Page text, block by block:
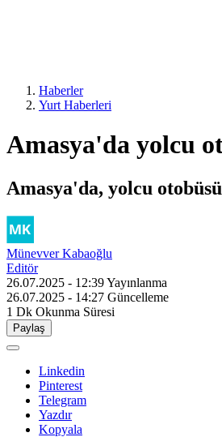
Haberler
Yurt Haberleri
Amasya'da yolcu
Amasya'da, yolcu
Münevver Kabaoğlu
Editör
26.07.2025 - 12:39Yayınlanma
26.07.2025 - 14:27 Güncelleme
1 Dk Okunma Süresi
Paylaş
Linkedin
Pinterest
Telegram
Yazdır
Kopyala